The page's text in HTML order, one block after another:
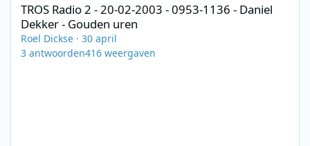
TROS Radio 2 - 20-02-2003 - 0953-1136 - Daniel
Dekker - Gouden uren
Roel Dickse · 30 april
3 antwoorden416 weergaven